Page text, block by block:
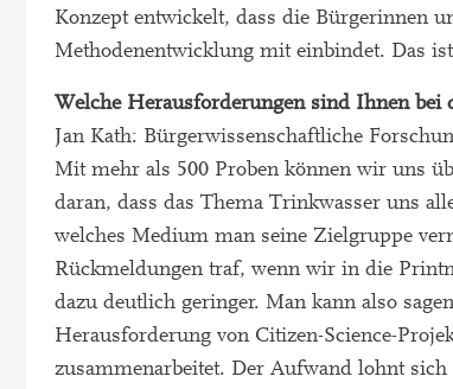
Konzept entwickelt, dass die Bürgerinnen
Methodenentwicklung mit einbindet. Das
Welche Herausforderungen sind Ihnen bei
Jan Kath: Bürgerwissenschaftliche
Mit mehr als 500 Proben können wir uns
daran, dass das Thema Trinkwasser uns
welches Medium man seine Zielgruppe
Rückmeldungen traf, wenn wir in die
dazu deutlich geringer. Man kann also
Herausforderung von Citizen-Science-
zusammenarbeitet. Der Aufwand lohnt